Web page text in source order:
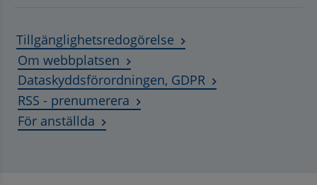
Tillgänglighetsredogörelse
Om webbplatsen
Dataskyddsförordningen, GDPR
RSS - prenumerera
För anställda Länk till annan webbplats, öppnas i